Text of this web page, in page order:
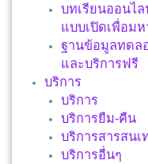
บทเรียนออนไล
แบบเปิดเพื่อม
ฐานข้อมูลทดล
และบริการฟรี
บริการ
บริการ
บริการยืม-คืน
บริการสารสนเ
บริการอื่นๆ